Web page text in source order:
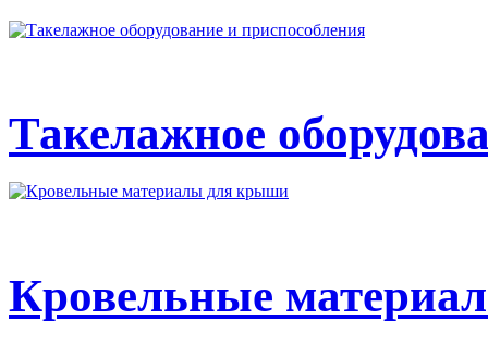
Такелажное
Кровельные